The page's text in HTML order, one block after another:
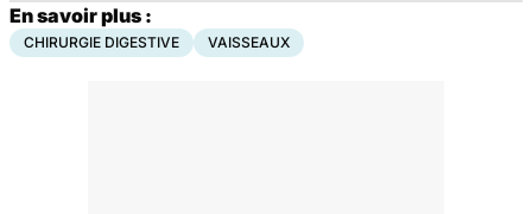
En savoir plus :
CHIRURGIE DIGESTIVE VAISSEAUX